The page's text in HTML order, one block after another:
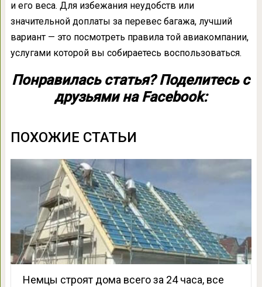
и его веса. Для избежания неудобств или
значительной доплаты за перевес багажа, лучший
вариант — это посмотреть правила той авиакомпании,
услугами которой вы собираетесь воспользоваться.
Понравилась статья? Поделитесь с
друзьями на Facebook:
ПОХОЖИЕ СТАТЬИ
Немцы строят дома всего за 24 часа, все